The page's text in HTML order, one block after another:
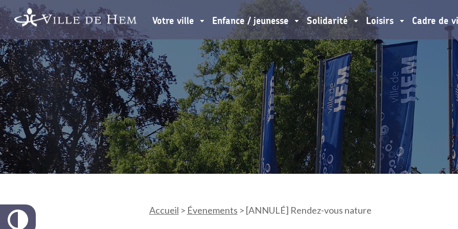
Votre ville Enfance / jeunesse Solidarité Loisirs Cadre de
Accueil > Évenements > [ANNULÉ] Rendez-vous nature